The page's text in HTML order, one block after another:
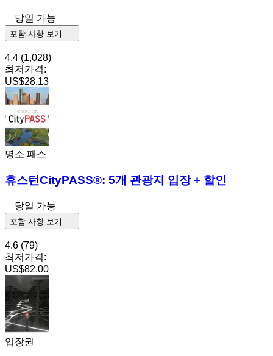
당일 가능
포함 사항 보기
4.4 (1,028)
최저가격:
US$28.13
명소 패스
휴스턴CityPASS®: 5개 관광지 입장 + 할인
당일 가능
포함 사항 보기
4.6 (79)
최저가격:
US$82.00
입장권